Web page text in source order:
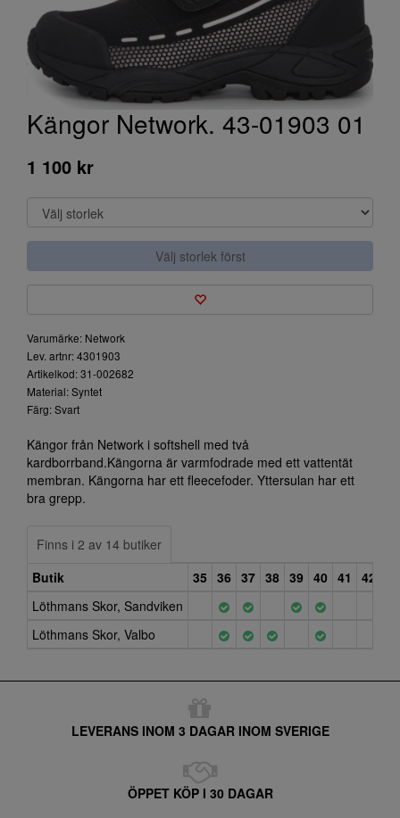
Kängor Network. 43-01903 01
1 100 kr
Välj storlek först
Varumärke: Network
Lev. artnr: 4301903
Artikelkod: 31-002682
Material: Syntet
Färg: Svart
Kängor från Network i softshell med två
kardborrband.Kängorna är varmfodrade med ett vattentät
membran. Kängorna har ett fleecefoder. Yttersulan har ett
bra grepp.
Finns i 2 av 14 butiker
Butik
35 36 37 38 39 40 41 42
Löthmans Skor, Sandviken
Löthmans Skor, Valbo
LEVERANS INOM 3 DAGAR INOM SVERIGE
ÖPPET KÖP I 30 DAGAR